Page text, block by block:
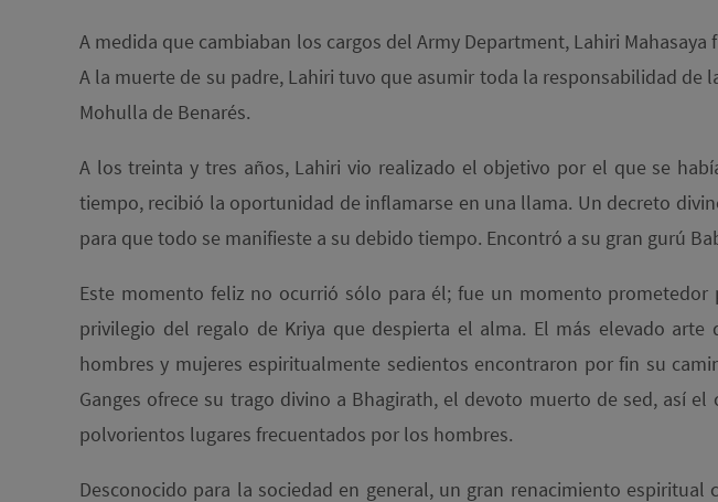
A medida que cambiaban los cargos del Army Department, Lahiri
A la muerte de su padre, Lahiri tuvo que asumir toda la responsabilidad
Mohulla de Benarés.
A los treinta y tres años, Lahiri vio realizado el objetivo por el que se
tiempo, recibió la oportunidad de inflamarse en una llama. Un decreto
para que todo se manifieste a su debido tiempo. Encontró a su gran gurú
Este momento feliz no ocurrió sólo para él; fue un momento
privilegio del regalo de Kriya que despierta el alma. El más elevado
hombres y mujeres espiritualmente sedientos encontraron por fin su
Ganges ofrece su trago divino a Bhagirath, el devoto muerto de sed, así
polvorientos lugares frecuentados por los hombres.
Desconocido para la sociedad en general, un gran renacimiento